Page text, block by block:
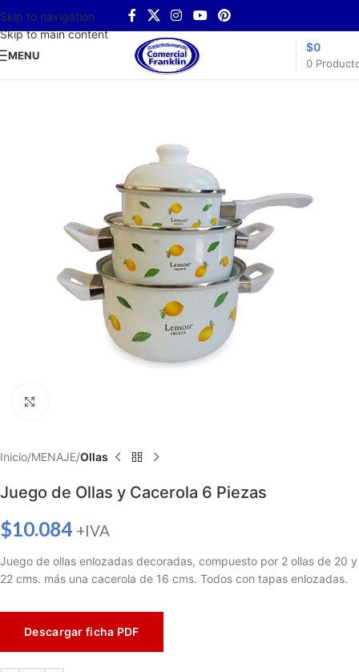
Skip to navigation
Skip to main content
MENU
0
$0
Inicio MENAJE Ollas
Juego de Ollas y Cacerola 6 Piezas
$10.084 +IVA
Juego de ollas enlozadas decoradas, compuesto por 2 ollas de 20 y
22 cms. más una cacerola de 16 cms. Todos con tapas enlozadas.
Descargar ficha PDF